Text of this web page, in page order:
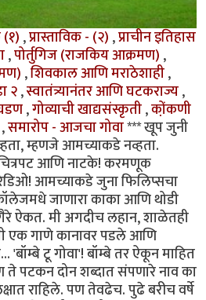
,प्रास्ताविक - (२),प्राचीन इतिहास
,पोर्तुगिज (राजकिय आक्रमण),
,शिवकाल आणि मराठेशाही,
२,स्वातंत्र्यानंतर आणि घटकराज्य,
,गोव्याची खाद्यसंस्कृती,को़ंकणी
,समारोप - आजचा गोवा*** खूप जुनी
म्हणजे आमच्याकडे नव्हता.
आणि नाटके! करमणूक
आमच्याकडे जुना फिलिप्सचा
जाणारा काका आणि थोडी
ऐकत. मी अगदीच लहान, शाळेतही
एक गाणे कानावर पडले आणि
'बॉम्बे टू गोवा'! बॉम्बे तर ऐकून माहित
पटकन दोन शब्दात संपणारे नाव का
राहिले. पण तेवढेच. पुढे बरीच वर्षे